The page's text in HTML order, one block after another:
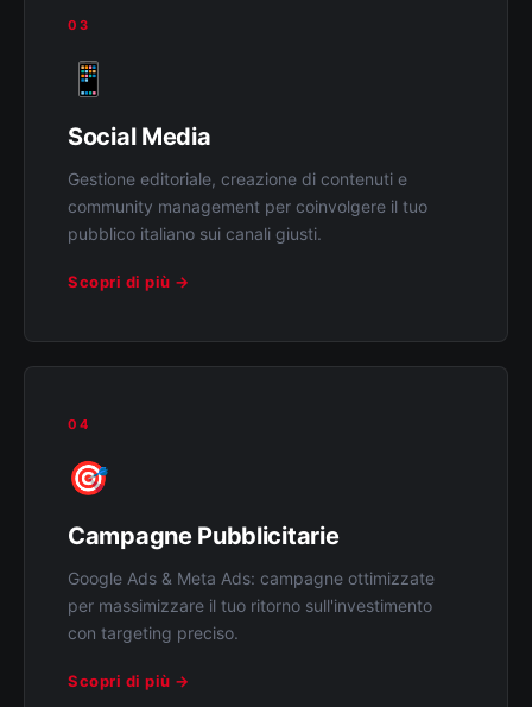
03
📱
Social Media
Gestione editoriale, creazione di contenuti e
community management per coinvolgere il tuo
pubblico italiano sui canali giusti.
Scopri di più →
04
🎯
Campagne Pubblicitarie
Google Ads & Meta Ads: campagne ottimizzate
per massimizzare il tuo ritorno sull'investimento
con targeting preciso.
Scopri di più →